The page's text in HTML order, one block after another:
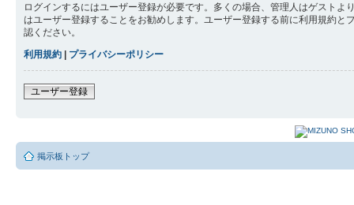
ログインするにはユーザー登録が必要です。多くの場合、管理人はゲスト
はユーザー登録することをお勧めします。ユーザー登録する前に利用規約
認ください。
利用規約 | プライバシーポリシー
ユーザー登録
掲示板トップ